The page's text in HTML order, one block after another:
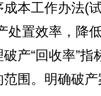
本工作办法(
处置效率，降
产“回收率”指
围。明确破